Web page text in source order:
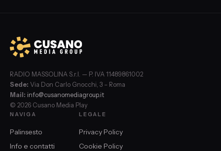
RADIO MASSOLINA S.r.l. — P. IVA 11489861002
Sede: Via Don Carlo Gnocchi, 3 – Roma
Mail: info@cusanomediagroup.it
© 2026 Cusano Media Play
NAVIGA
Palinsesto
Info e contatti
LEGALE
Privacy Policy
Cookie Policy